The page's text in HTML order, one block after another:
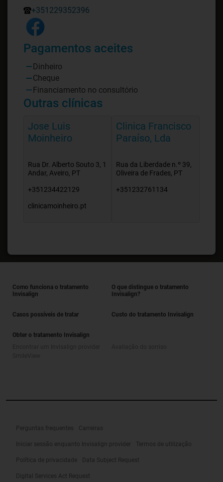
+351229352396
Pagamentos aceites
Dinheiro
Cheque
Financiamento no consultório
Outras clínicas
Jose Luis
Moinheiro
Rua Dr. Alberto Souto 3, 1
Andar, Aveiro, PT
+351234422129
clinicamoinheiro.pt
Clinica Francisco
Paraíso, Lda
Rua da Liberdade n.º 39,
Oliveira de Frades, PT
+351232761134
Como funciona o tratamento
Invisalign
O que distingue o tratamento
Invisalign?
Casos possíveis de tratar Custo do tratamento Invisalign
Obter o tratamento Invisalign
Perguntas frequentes Carreiras
Iniciar sessão enquanto Invisalign provider Termos de utilização
Política de privacidade Data Subject Request
Digital Services Act Request